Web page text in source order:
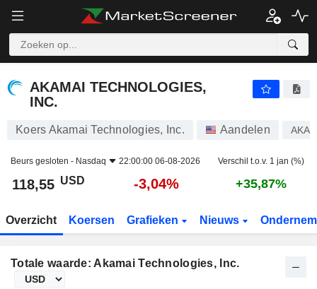
AKAMAI TECHNOLOGIES,
INC.
Koers Akamai Technologies, Inc. Aandelen
Beurs gesloten - Nasdaq 22:00:00 06-08-2026 Verschil t.o.v. 1 jan (%)
118,55 USD -3,04% +35,87%
Overzicht Koersen Grafieken Nieuws
Totale waarde: Akamai Technologies, Inc.